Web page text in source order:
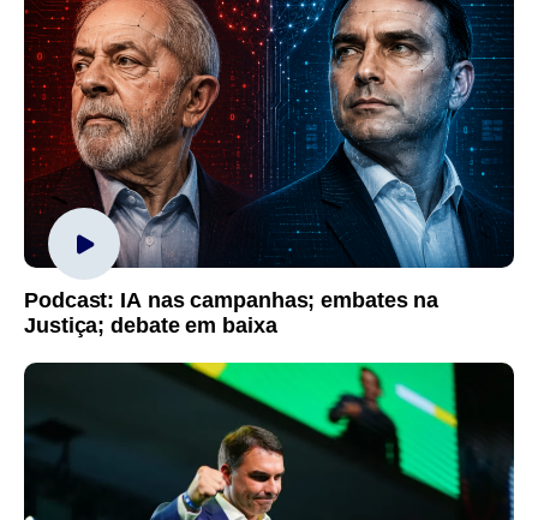
Podcast: IA nas campanhas; embates na
Justiça; debate em baixa